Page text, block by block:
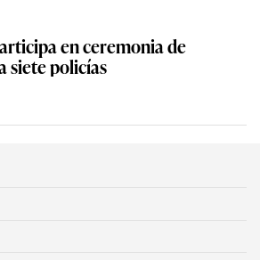
en ceremonia de
siete policías